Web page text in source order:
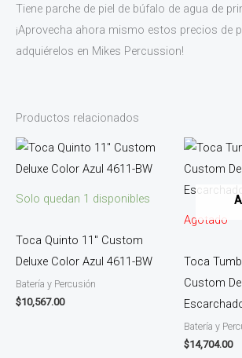
Tiene parche de piel de búfalo de agua de
¡Aprovecha ahora mismo estos precios de
adquiérelos en Mikes Percussion!
Productos relacionados
Solo quedan 1 disponibles
Toca Quinto 11″ Custom
Deluxe Color Azul 4611-BW
Batería y Percusión
$10,567.00
Agotado
Toca
Custom
Batería y
$14,704.00